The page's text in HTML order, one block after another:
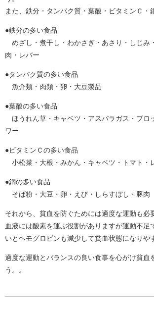
また、鉄分・タンパク質・葉酸・ビタミンＣ・
●鉄分の多い食品
めざし・煮干し・わかさぎ・あさり・しじみ
肉・レバー
●タンパク質の多い食品
魚介類・肉類・卵・大豆製品
●葉酸の多い食品
ほうれん草・キャベツ・アスパラガス・ブロ
ワー
●ビタミンＣの多い食品
小松菜・大根・みかん・キャベツ・トマト・
●銅の多い食品
そば粉・大豆・卵・えび・しらすぼし・豚肉
それから、貧血を防ぐためには適度な運動も必
血液には酸素を運ぶ役割がありますが運動不足
いとヘモグロビンも減少して貧血状態になりや
適度な運動とバランスの良い食事を心がけ貧血
う。。